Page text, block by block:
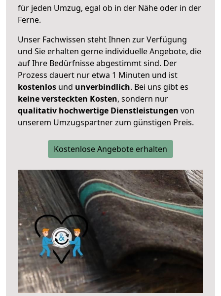
für jeden Umzug, egal ob in der Nähe oder in der
Ferne.
Unser Fachwissen steht Ihnen zur Verfügung
und Sie erhalten gerne individuelle Angebote, die
auf Ihre Bedürfnisse abgestimmt sind. Der
Prozess dauert nur etwa 1 Minuten und ist
kostenlos und unverbindlich. Bei uns gibt es
keine versteckten Kosten, sondern nur
qualitativ hochwertige Dienstleistungen von
unserem Umzugspartner zum günstigen Preis.
Kostenlose Angebote erhalten